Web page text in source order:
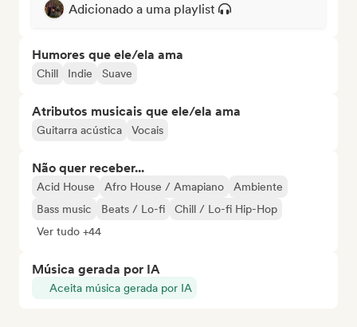
Adicionado a uma playlist
Humores que ele/ela ama
Chill Indie Suave
Atributos musicais que ele/ela ama
Guitarra acústica Vocais
Não quer receber...
Acid House Afro House / Amapiano
Ambiente
Bass music
Beats / Lo-fi
Chill / Lo-fi Hip-Hop
Ver tudo +44
Música gerada por IA
Aceita música gerada por IA